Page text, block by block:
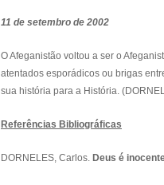
11 de setembro de 2002
O Afeganistão voltou a ser o
atentados esporádicos ou brigas
sua história para a História.
Referências Bibliográficas
DORNELES, Carlos. Deus é